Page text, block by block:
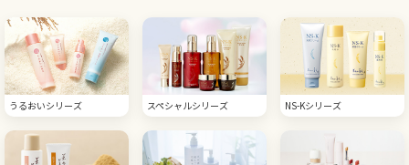
うるおいシリーズ スペシャルシリーズ NS-Kシリーズ